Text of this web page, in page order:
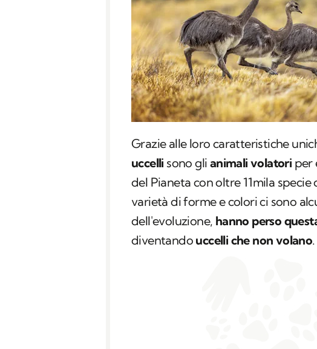
Grazie alle loro caratteristiche
uccelli sono gli animali volatori per
del Pianeta con oltre 11mila
varietà di forme e colori ci sono
dell'evoluzione, hanno perso
diventando uccelli che non volano.